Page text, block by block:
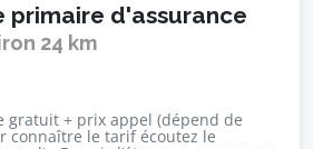
primaire d'assurance
24 km
gratuit + prix appel (dépend de
connaître le tarif écoutez le